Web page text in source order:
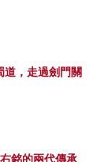
，走過劍門關
銘的兩代傳承